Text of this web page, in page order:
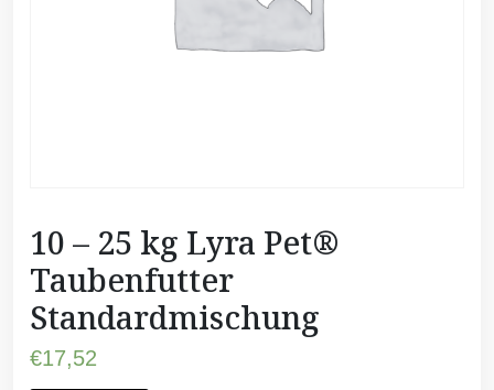
10 – 25 kg Lyra Pet®
Taubenfutter
Standardmischung
€17,52